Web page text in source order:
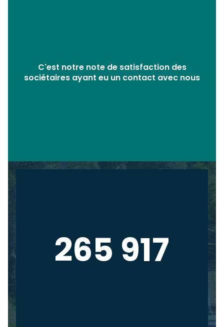
C'est notre note de satisfaction des
sociétaires ayant eu un contact avec nous
265 917